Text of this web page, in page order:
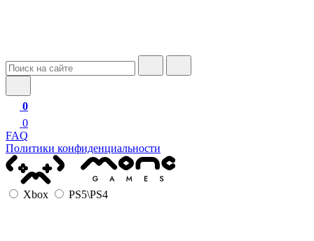
0
0
FAQ
Политики конфиденциальности
Xbox PS5\PS4